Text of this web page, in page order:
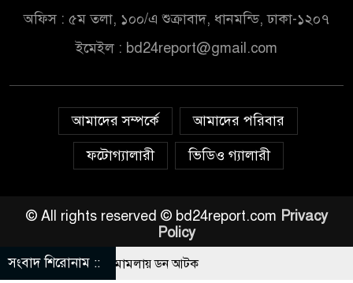
অফিস : ৫ম তলা, ১০০/এ শুক্রাবাদ, ধানমন্ডি, ঢাকা-১২০৭
ইমেইল : bd24report@gmail.com
আমাদের সম্পর্কে
আমাদের পরিবার
ফটোগ্যালারী
ভিডিও গ্যালারী
© All rights reserved © bd24report.com Privacy
Policy
সংবাদ শিরোনাম ::
সালমান শাহ হত্যা মামলায় ডন আটক